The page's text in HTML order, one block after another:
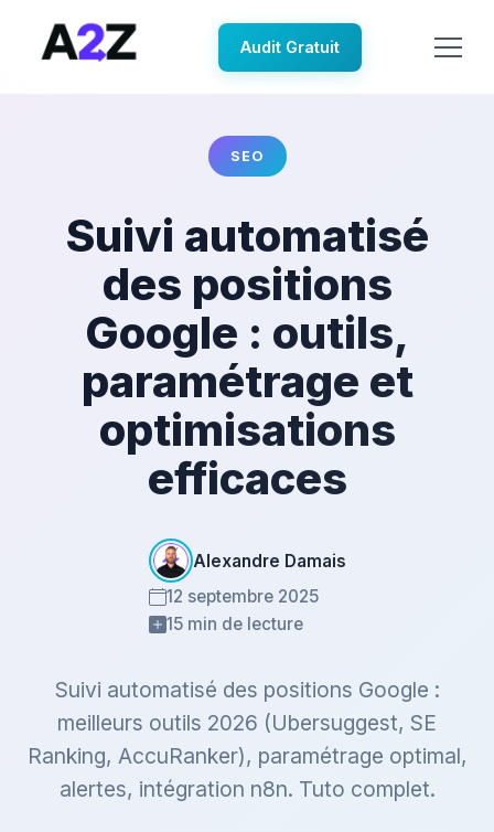
Audit Gratuit
SEO
Suivi automatisé
des positions
Google : outils,
paramétrage et
optimisations
efficaces
Alexandre Damais
12 septembre 2025
15 min de lecture
Suivi automatisé des positions Google :
meilleurs outils 2026 (Ubersuggest, SE
Ranking, AccuRanker), paramétrage optimal,
alertes, intégration n8n. Tuto complet.